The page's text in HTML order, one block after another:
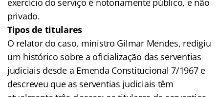
exercício do serviço é notoriamente público, e não
privado.
Tipos de titulares
O relator do caso, ministro Gilmar Mendes, redigiu
um histórico sobre a oficialização das serventias
judiciais desde a Emenda Constitucional 7/1967 e
descreveu que as serventias judiciais têm